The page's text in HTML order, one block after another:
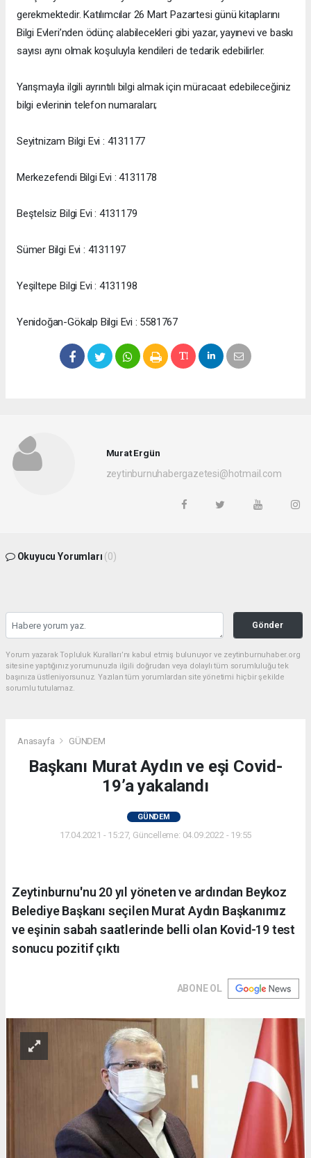
gerekmektedir. Katılımcılar 26 Mart Pazartesi günü kitaplarını
Bilgi Evleri’nden ödünç alabilecekleri gibi yazar, yayınevi ve baskı
sayısı aynı olmak koşuluyla kendileri de tedarik edebilirler.
Yarışmayla ilgili ayrıntılı bilgi almak için müracaat edebileceğiniz
bilgi evlerinin telefon numaraları;
Seyitnizam Bilgi Evi : 4131177
Merkezefendi Bilgi Evi : 4131178
Beştelsiz Bilgi Evi : 4131179
Sümer Bilgi Evi : 4131197
Yeşiltepe Bilgi Evi : 4131198
Yenidoğan-Gökalp Bilgi Evi : 5581767
Murat Ergün
zeytinburnuhabergazetesi@hotmail.com
Okuyucu Yorumları (0)
Gönder
Yorum yazarak Topluluk Kuralları’nı kabul etmiş bulunuyor ve zeytinburnuhaber.org
sitesine yaptığınız yorumunuzla ilgili doğrudan veya dolaylı tüm sorumluluğu tek
başınıza üstleniyorsunuz. Yazılan tüm yorumlardan site yönetimi hiçbir şekilde
sorumlu tutulamaz.
Anasayfa GÜNDEM
Başkanı Murat Aydın ve eşi Covid-
19’a yakalandı
GÜNDEM
17.04.2021 - 15:27, Güncelleme: 04.09.2022 - 19:55
Zeytinburnu'nu 20 yıl yöneten ve ardından Beykoz
Belediye Başkanı seçilen Murat Aydın Başkanımız
ve eşinin sabah saatlerinde belli olan Kovid-19 test
sonucu pozitif çıktı
ABONE OL